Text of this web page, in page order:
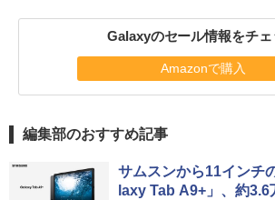
Galaxyのセール情報をチェ
Amazonで購入
編集部のおすすめ記事
サムスンから11インチ
laxy Tab A9+」、約3.6